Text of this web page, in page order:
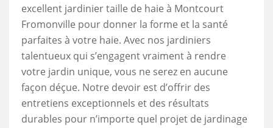
excellent jardinier taille de haie à Montcourt
Fromonville pour donner la forme et la santé
parfaites à votre haie. Avec nos jardiniers
talentueux qui s’engagent vraiment à rendre
votre jardin unique, vous ne serez en aucune
façon déçue. Notre devoir est d’offrir des
entretiens exceptionnels et des résultats
durables pour n’importe quel projet de jardinage